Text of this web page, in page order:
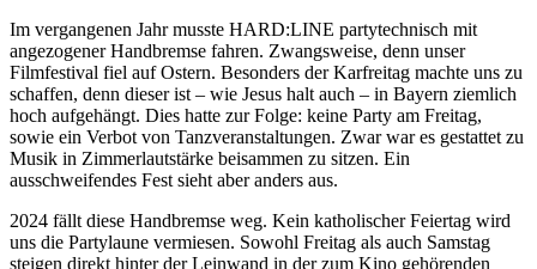
Im vergangenen Jahr musste HARD:LINE partytechnisch mit
angezogener Handbremse fahren. Zwangsweise, denn unser
Filmfestival fiel auf Ostern. Besonders der Karfreitag machte uns zu
schaffen, denn dieser ist – wie Jesus halt auch – in Bayern ziemlich
hoch aufgehängt. Dies hatte zur Folge: keine Party am Freitag,
sowie ein Verbot von Tanzveranstaltungen. Zwar war es gestattet zu
Musik in Zimmerlautstärke beisammen zu sitzen. Ein
ausschweifendes Fest sieht aber anders aus.
2024 fällt diese Handbremse weg. Kein katholischer Feiertag wird
uns die Partylaune vermiesen. Sowohl Freitag als auch Samstag
steigen direkt hinter der Leinwand in der zum Kino gehörenden